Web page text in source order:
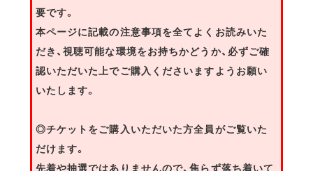
要です。
本ページに記載の注意事項を全てよくお読みいた
だき、視聴可能な環境をお持ちかどうか、必ずご確
認いただいた上でご購入くださいますようお願い
いたします。
◎チケットをご購入いただいた方全員がご覧いた
だけます。
先着や抽選ではありませんので、焦らず落ち着いて